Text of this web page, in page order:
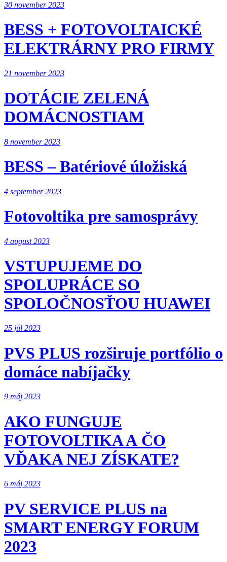
30 november 2023
BESS + FOTOVOLTAICKÉ
ELEKTRÁRNY PRO FIRMY
21 november 2023
DOTÁCIE ZELENÁ
DOMÁCNOSTIAM
8 november 2023
BESS – Batériové úložiská
4 september 2023
Fotovoltika pre samosprávy
4 august 2023
VSTUPUJEME DO
SPOLUPRÁCE SO
SPOLOČNOSŤOU HUAWEI
25 júl 2023
PVS PLUS rozširuje portfólio o
domáce nabíjačky
9 máj 2023
AKO FUNGUJE
FOTOVOLTIKA A ČO
VĎAKA NEJ ZÍSKATE?
6 máj 2023
PV SERVICE PLUS na
SMART ENERGY FORUM
2023